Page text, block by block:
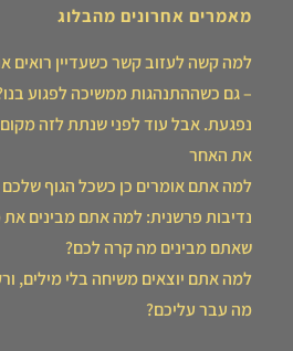
מאמרים אחרונים מהבלוג
למה קשה לעזוב קשר כשעדיין רואים
– גם כשההתנהגות ממשיכה לפגוע
נפגעת. אבל עוד לפני שנתת לזה
את האחר
למה אתם אומרים כן כשכל הגוף שלכם
נדיבות פרשנית: למה אתם מבינים את
שאתם מבינים מה קרה לכם?
למה אתם יוצאים משיחה בלי מילים,
מה עבר עליכם?